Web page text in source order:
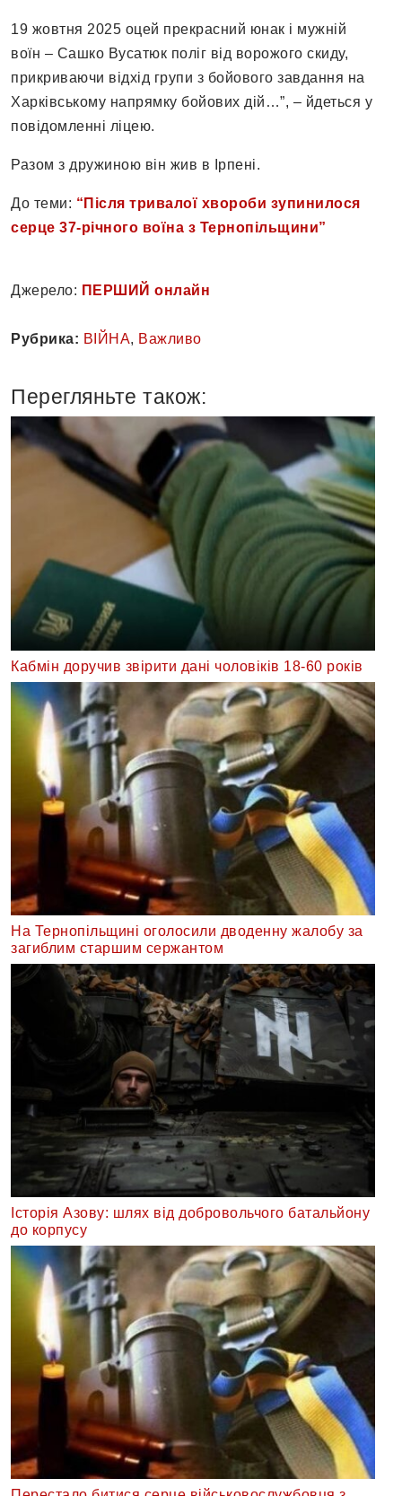
19 жовтня 2025 оцей прекрасний юнак і мужній
воїн – Сашко Вусатюк поліг від ворожого скиду,
прикриваючи відхід групи з бойового завдання на
Харківському напрямку бойових дій…”, – йдеться у
повідомленні ліцею.
Разом з дружиною він жив в Ірпені.
До теми: “Після тривалої хвороби зупинилося
серце 37-річного воїна з Тернопільщини”
Джерело: ПЕРШИЙ онлайн
Рубрика: ВІЙНА, Важливо
Перегляньте також:
Кабмін доручив звірити дані чоловіків 18-60 років
На Тернопільщині оголосили дводенну жалобу за
загиблим старшим сержантом
Історія Азову: шлях від добровольчого батальйону
до корпусу